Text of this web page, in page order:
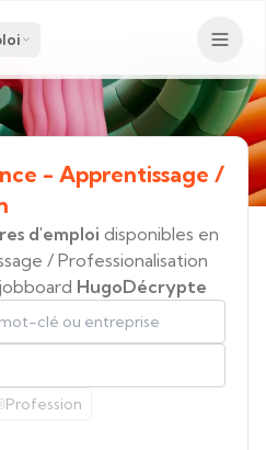
- Apprentissage /
d'emploi disponibles en
/ Professionalisation
HugoDécrypte
ou entreprise
Profession